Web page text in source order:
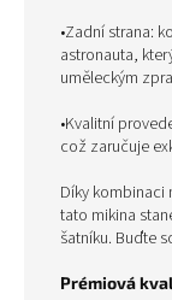
•Zadní strana:
astronauta,
uměleckým
•Kvalitní
což zaručuje
Díky kombinaci
tato mikina
šatníku. Buďte
Prémiová